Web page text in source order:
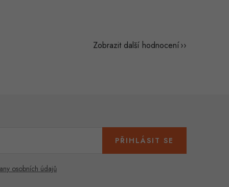
Zobrazit další hodnocení
osobních údajů
PŘIHLÁSIT SE